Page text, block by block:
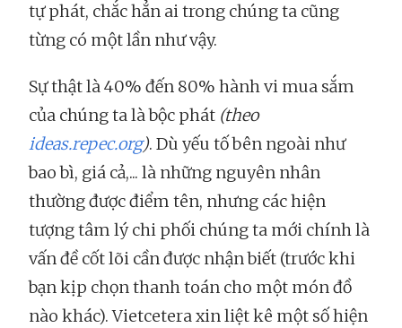
tự phát, chắc hẳn ai trong chúng ta cũng
từng có một lần như vậy.
Sự thật là 40% đến 80% hành vi mua sắm
của chúng ta là bộc phát (theo
ideas.repec.org). Dù yếu tố bên ngoài như
bao bì, giá cả,... là những nguyên nhân
thường được điểm tên, nhưng các hiện
tượng tâm lý chi phối chúng ta mới chính là
vấn đề cốt lõi cần được nhận biết (trước khi
bạn kịp chọn thanh toán cho một món đồ
nào khác). Vietcetera xin liệt kê một số hiện